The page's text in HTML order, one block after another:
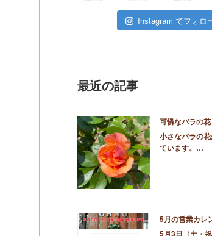
Instagram でフォロ
最近の記事
可憐なバラの花
小さなバラの
ています。…
5月の営業カレ
5月3日（土・